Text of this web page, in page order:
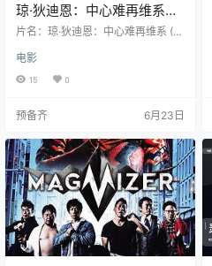
琼·狄迪恩：中心难再维系
(2017)丨8.7分丨冷门高分纪
片名：琼·狄迪恩：中心难再维系 (2
英语中字 分类：电影 类型：纪录片
导演：Griffin Dunne 主演：琼·狄迪
恩 / 汤姆·布罗考 / 格里芬·邓恩 / 哈
区：美国 语言：英语 首播/上映：2
7 片长：92分钟 详情介绍 格里芬・
邓恩（Griffin Dunne…
电影
15 0
预备齐 6月23日